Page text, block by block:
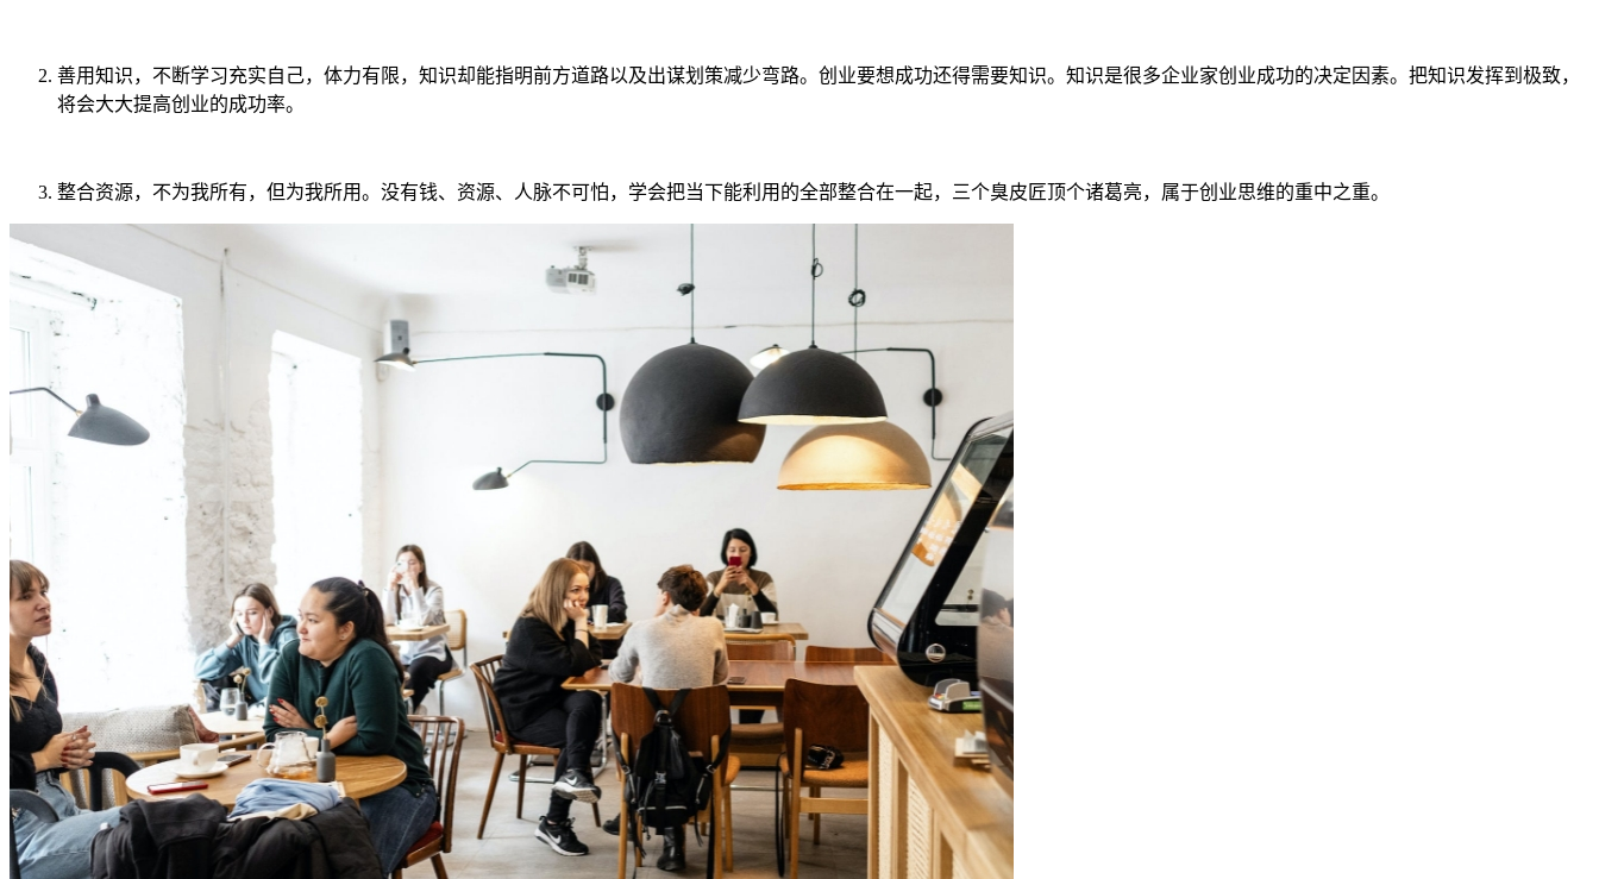
善用知识，不断学习充实自己，体力有限，知识却能指明前方道路以及出谋划策减少弯路。创业要想成功还得需要知识。知识是很多企业家创业成功的决定因素。把知识发挥到极致，
将会大大提高创业的成功率。
整合资源，不为我所有，但为我所用。没有钱、资源、人脉不可怕，学会把当下能利用的全部整合在一起，三个臭皮匠顶个诸葛亮，属于创业思维的重中之重。